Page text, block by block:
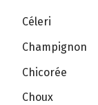
Céleri
Champignon
Chicorée
Choux